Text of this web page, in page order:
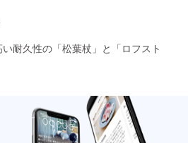
耐久性の「松葉杖」と「ロフスト